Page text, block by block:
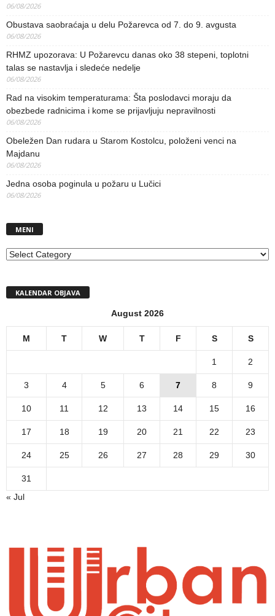
06/08/2026
Obustava saobraćaja u delu Požarevca od 7. do 9. avgusta
06/08/2026
RHMZ upozorava: U Požarevcu danas oko 38 stepeni, toplotni
talas se nastavlja i sledeće nedelje
06/08/2026
Rad na visokim temperaturama: Šta poslodavci moraju da
obezbede radnicima i kome se prijavljuju nepravilnosti
06/08/2026
Obeležen Dan rudara u Starom Kostolcu, položeni venci na
Majdanu
06/08/2026
Jedna osoba poginula u požaru u Lučici
06/08/2026
MENI
MENI
KALENDAR OBJAVA
August 2026
M T W T F S S
1 2
3 4 5 6 7 8 9
10 11 12 13 14 15 16
17 18 19 20 21 22 23
24 25 26 27 28 29 30
31
« Jul